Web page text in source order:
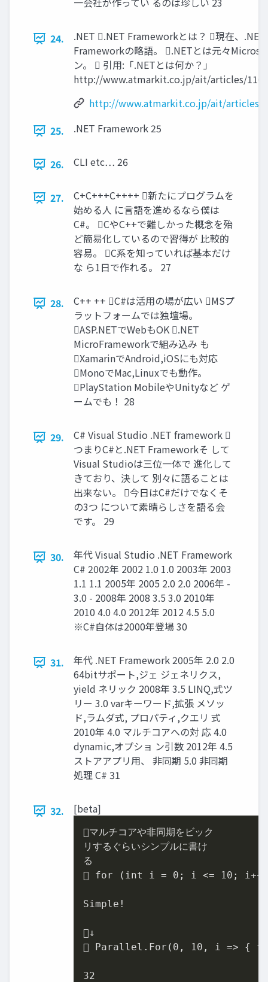
24.
.NET .NET Frameworkとは？ 現在、
Frameworkの略語。 .NETとは元々
ン。  引用:「.NETとは何か？」
http://www.atmarkit.co.jp/ait/articles/
http://www.atmarkit.co.jp/ait/articles/
25.
.NET Framework 25
26. CLI etc… 26
27.
C+C+++C++++ 新たにプログラムを
始める人 に言語を進めるなら僕は
C#。 CやC++で難しかった概念を殆
ど簡易化しているので習得が 比較的
容易。 C系を知っていれば基本だけ
な ら1日で作れる。 27
28.
C++ ++ C#は活用の場が広い MSプ
ラットフォームでは独壇場。
ASP.NETでWebもOK .NET
MicroFrameworkで組み込み も
XamarinでAndroid,iOSにも対応
MonoでMac,Linuxでも動作。
PlayStation MobileやUnityなど ゲ
ームでも！ 28
29.
C# Visual Studio .NET framework 
つまりC#と.NET Frameworkそ して
Visual Studioは三位一体で 進化して
きており、決して 別々に語ることは
出来ない。 今日はC#だけでなくそ
の3つ について素晴らしさを語る会
です。 29
30.
年代 Visual Studio .NET Framework
C# 2002年 2002 1.0 1.0 2003年 2003
1.1 1.1 2005年 2005 2.0 2.0 2006年 -
3.0 - 2008年 2008 3.5 3.0 2010年
2010 4.0 4.0 2012年 2012 4.5 5.0
※C#自体は2000年登場 30
31.
年代 .NET Framework 2005年 2.0 2.0
64bitサポート,ジェ ジェネリクス,
yield ネリック 2008年 3.5 LINQ,式ツ
リー 3.0 varキーワード,拡張 メソッ
ド,ラムダ式, プロパティ,クエリ 式
2010年 4.0 マルチコアへの対 応 4.0
dynamic,オプショ ン引数 2012年 4.5
ストアアプリ用、 非同期 5.0 非同期
処理 C# 31
32. [beta]
マルチコアや非同期をビック
リするぐらいシンプルに書け
る
 for (int i = 0 ; i <= 10 ;
Simple!
↓
 Parallel .For ( 0 , 10 , i => {
32